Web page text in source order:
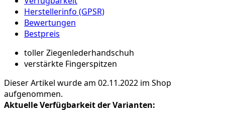
Herstellerinfo (GPSR)
Bewertungen
Bestpreis
toller Ziegenlederhandschuh
verstärkte Fingerspitzen
Dieser Artikel wurde am 02.11.2022 im Shop
aufgenommen.
Aktuelle Verfügbarkeit der Varianten: